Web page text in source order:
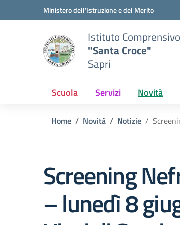
Vai ai contenuti
Vai al menu di navigazioneMinistero dell'Istruzione e del Merito
Istituto Comprensivo
"Santa Croce"
Sapri
Scuola Servizi Novità
Home Novità Notizie
Screening
– lunedì 8